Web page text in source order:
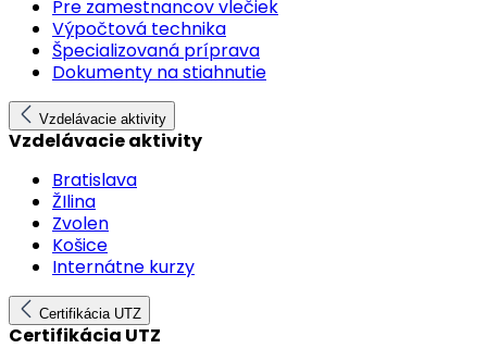
Pre zamestnancov vlečiek
Výpočtová technika
Špecializovaná príprava
Dokumenty na stiahnutie
Vzdelávacie aktivity
Vzdelávacie aktivity
Bratislava
ŽIlina
Zvolen
Košice
Internátne kurzy
Certifikácia UTZ
Certifikácia UTZ